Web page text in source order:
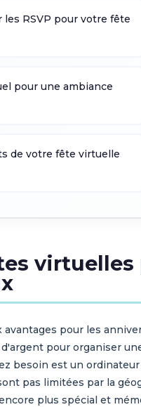
RSVP pour votre fête
pour une ambiance
de votre fête virtuelle
pour les
pour organiser
besoin est un
pas limitées par la
plus spécial et